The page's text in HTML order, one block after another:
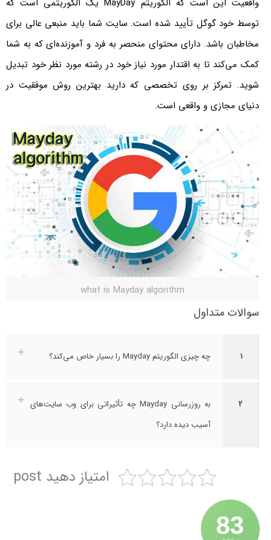
واقعیت این است که الگوریتم MayDay یک الگوریتمی است که
توسط خود گوگل تأیید شده است. سایت شما باید منبعی عالی برای
مخاطبان باشد. دارای محتوای منحصر به فرد و آموزنده‌ای که به شما
کمک می‌کند تا به اقتدار مورد نیاز خود در رشته مورد نظر خود تبدیل
شوید. تمرکز بر روی تخصصی که دارید بهترین روش موفقیت در
دنیای مجازی و واقعی است.
what is Mayday algorithm
سوالات متداول
چه چیزی الگوریتم Mayday را بسیار خاص می‌کند؟
2
به روزرسانی Mayday چه تأثیراتی برای وب سایت‌های
آسیب دیده دارد؟
امتیاز دهید post
83